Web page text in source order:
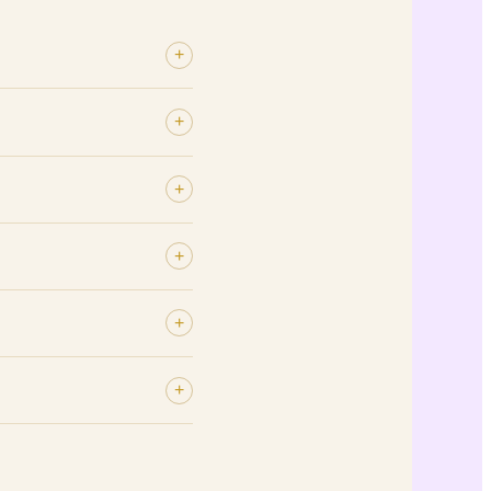
+
+
+
Il ne prend aucun +
+
+